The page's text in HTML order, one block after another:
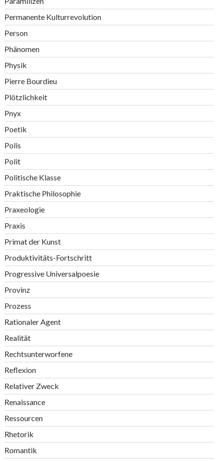
Permanente Kulturrevolution
Person
Phänomen
Physik
Pierre Bourdieu
Plötzlichkeit
Pnyx
Poetik
Polis
Polit
Politische Klasse
Praktische Philosophie
Praxeologie
Praxis
Primat der Kunst
Produktivitäts-Fortschritt
Progressive Universalpoesie
Provinz
Prozess
Rationaler Agent
Realität
Rechtsunterworfene
Reflexion
Relativer Zweck
Renaissance
Ressourcen
Rhetorik
Romantik